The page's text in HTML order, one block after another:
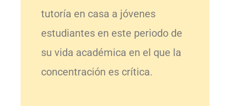
tutoría en casa a jóvenes
estudiantes en este periodo de
su vida académica en el que la
concentración es crítica.